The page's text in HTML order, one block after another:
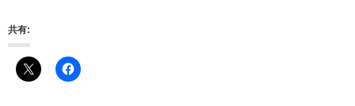
共有: